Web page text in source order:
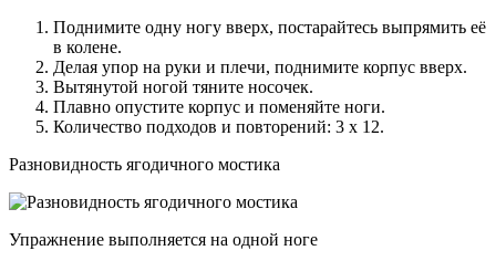
Поднимите одну ногу вверх, постарайтесь выпрямить её
в колене.
Делая упор на руки и плечи, поднимите корпус вверх.
Вытянутой ногой тяните носочек.
Плавно опустите корпус и поменяйте ноги.
Количество подходов и повторений: 3 х 12.
Разновидность ягодичного мостика
Упражнение выполняется на одной ноге